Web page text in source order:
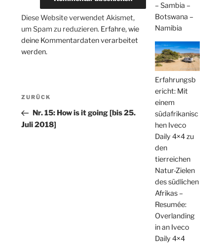
Diese Website verwendet Akismet,
um Spam zu reduzieren. Erfahre, wie
deine Kommentardaten verarbeitet
werden.
Beitragsnavigation
Vorheriger
Beitrag
ZURÜCK
Nr. 15: How is it going [bis 25.
Juli 2018]
– Sambia –
Botswana –
Namibia
Erfahrungsb
ericht: Mit
einem
südafrikanisc
hen Iveco
Daily 4×4 zu
den
tierreichen
Natur-Zielen
des südlichen
Afrikas –
Resumée:
Overlanding
in an Iveco
Daily 4×4